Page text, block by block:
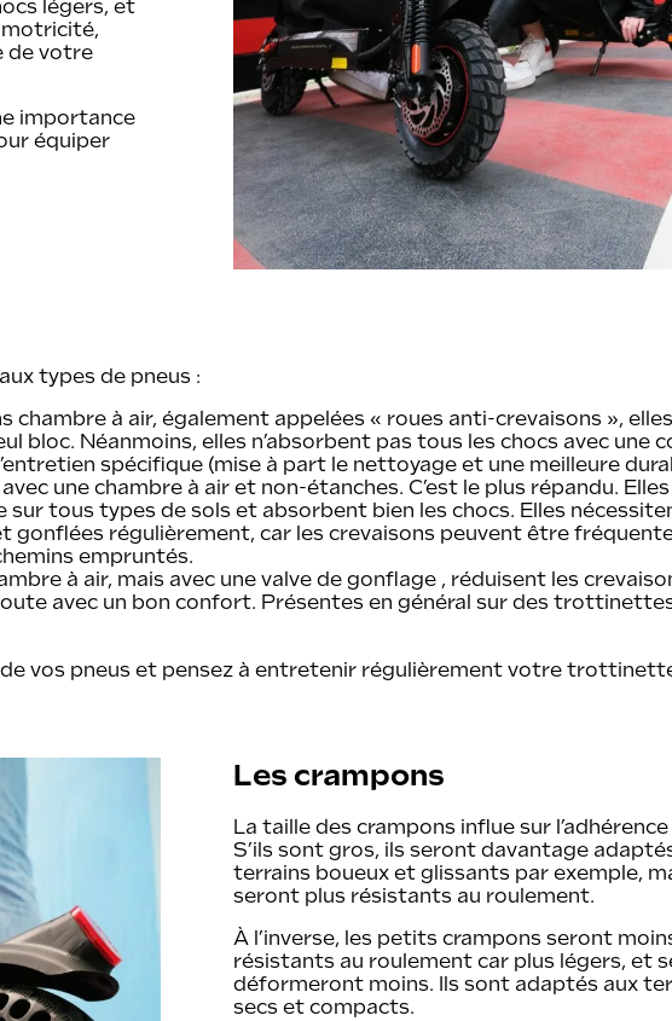
légers, et
motricité,
de votre
importance
équiper
types de pneus :
chambre à air, également appelées « roues anti-crevaisons »,
bloc. Néanmoins, elles n’absorbent pas tous les chocs avec une
spécifique (mise à part le nettoyage et une meilleure
une chambre à air et non-étanches. C’est le plus répandu. Elles
tous types de sols et absorbent bien les chocs. Elles
gonflées régulièrement, car les crevaisons peuvent être
empruntés.
à air, mais avec une valve de gonflage , réduisent les
avec un bon confort. Présentes en général sur des
vos pneus et pensez à entretenir régulièrement votre
Les crampons
La taille des crampons influe sur l’adhérence
S’ils sont gros, ils seront davantage
terrains boueux et glissants par exemple,
seront plus résistants au roulement.
À l’inverse, les petits crampons seront
résistants au roulement car plus légers, et
déformeront moins. Ils sont adaptés aux
secs et compacts.